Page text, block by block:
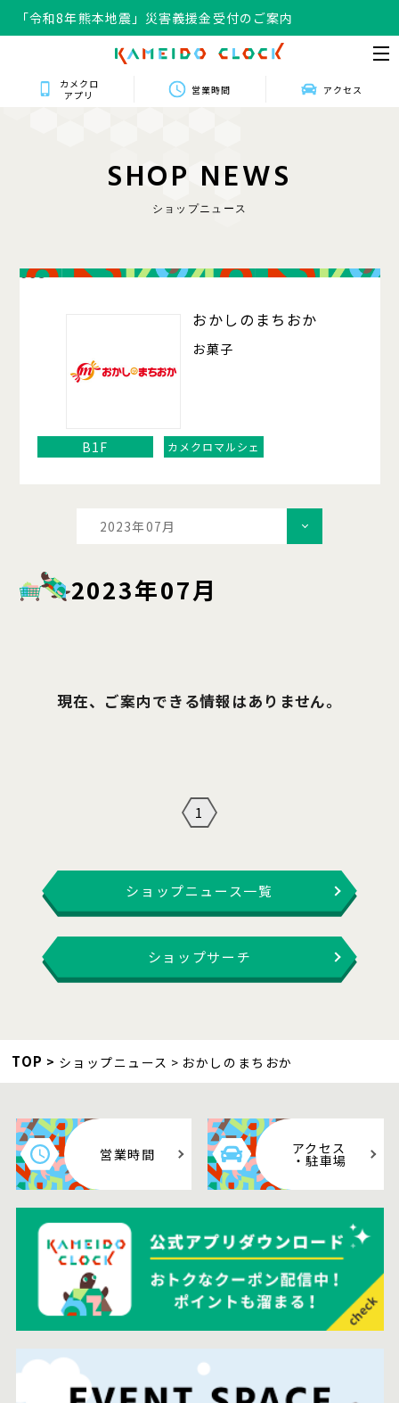
「令和8年熊本地震」災害義援金受付のご案内
カメクロ
アプリ
営業時間 アクセス
SHOP NEWS
ショップニュース
008
おかしのまちおか
お菓子
B1F カメクロマルシェ
2023年07月
2023年07月
現在、ご案内できる情報はありません。
1
ショップニュース一覧
ショップサーチ
TOP ショップニュース おかしのまちおか
営業時間 アクセス
・駐車場